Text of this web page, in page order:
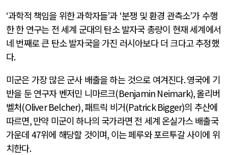
‘과학적 책임을 위한 과학자들’과 ‘분쟁 및 환경 관측소’가 수행
한 한 연구는 전 세계 군대의 탄소 발자국 총량이 현재 세계에서
네 번째로 큰 탄소 발자국을 가진 러시아보다 더 크다고 추정했
다.
미군은 가장 많은 군사 배출을 하는 것으로 여겨진다.영국에 기
반을 둔 연구자 벤저민 니마르크(Benjamin Neimark),올리버
벨처(Oliver Belcher),패트릭 비거(Patrick Bigger)의 추산에
따르면,만약 미군이 하나의 국가라면 전 세계 온실가스 배출국
가운데 47위에 해당할 것이며, 이는 페루와 포르투갈 사이에 위
치한다.